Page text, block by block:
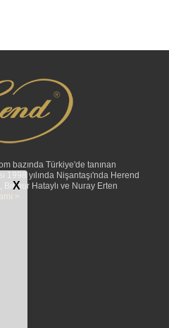
bazında Türkiye'de tanınan
1998 yılında Nişantaşı'nda Herend
Binnur Hataylı ve Nuray Erten
>
X